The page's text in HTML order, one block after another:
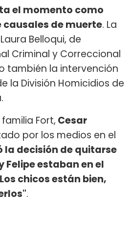
el momento como
de muerte. La
Belloqui, de
Criminal y Correccional
también la intervención
la División Homicidios de
Fort, Cesar
por los medios en el
la decisión de quitarse
Felipe estaban en el
chicos están bien,
.